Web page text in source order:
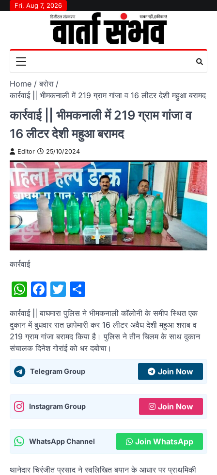
SkipFri, Aug 7, 2026
Home
बरोरा
कार्रवाई || भीमकनाली में 219 ग्राम गांजा व 16 लीटर देशी महुआ बरामद
कार्रवाई || भीमकनाली में 219 ग्राम गांजा व
16 लीटर देशी महुआ बरामद
Editor 25/10/2024
कार्रवाई
WhatsApp
Facebook
Twitter
कार्रवाई || बाघमारा पुलिस ने भीमकनाली कॉलोनी के समीप स्थित एक
दुकान में बुधवार रात छापेमारी कर 16 लीटर अवैध देशी महुआ शराब व
219 ग्राम गांजा बरामद किया है। पुलिस ने तीन चिलम के साथ दुकान
संचालक दिनेश गोरांई को धर दबोचा।
Telegram Group Join Now
Instagram Group Join Now
WhatsApp Channel Join WhatsApp
थानेदार चिरंजीत प्रसाद ने स्वलिखित बयान के आधार पर प्राथमिकी